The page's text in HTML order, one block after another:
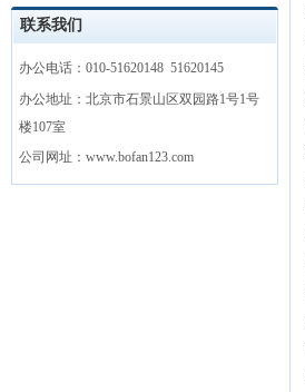
联系我们
办公电话：010-51620148 51620145
办公地址：北京市石景山区双园路1号1号
楼107室
公司网址：www.bofan123.com